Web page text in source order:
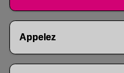
Appelez